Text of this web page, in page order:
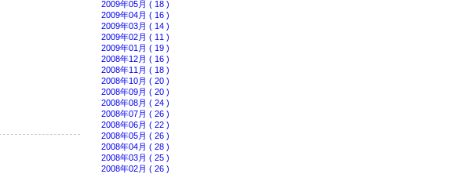
2009年05月 ( 18 )
2009年04月 ( 16 )
2009年03月 ( 14 )
2009年02月 ( 11 )
2009年01月 ( 19 )
2008年12月 ( 16 )
2008年11月 ( 18 )
2008年10月 ( 20 )
2008年09月 ( 20 )
2008年08月 ( 24 )
2008年07月 ( 26 )
2008年06月 ( 22 )
2008年05月 ( 26 )
2008年04月 ( 28 )
2008年03月 ( 25 )
2008年02月 ( 26 )